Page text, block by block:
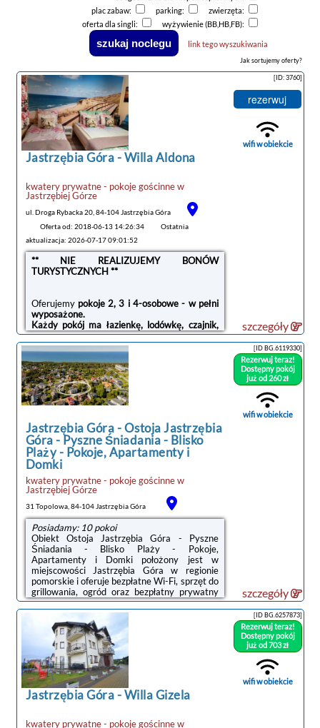
plac zabaw:
parking:
zwierzęta:
oferta dla singli:
wyżywienie (BB,HB,FB):
link tego wyszukiwania
Jak sortujemy oferty?
tanie noclegi
Jastrzębia Góra -Willa Aldona
kwatery prywatne - pokoje gościnnew
Jastrzębiej Górze
ul. Droga Rybacka 20, 84-104 Jastrzębia Góra
Oferta od: 2018-06-13 14:26:34
Ostatnia
aktualizacja: 2026-07-17 09:01:52
** NIE REALIZUJEMY BONÓW
TURYSTYCZNYCH **
Oferujemy pokoje 2, 3 i 4-osobowe - w pełni
wyposażone.
Każdy pokój ma łazienkę, lodówkę, czajnik,
telewizor
bezprzewodowy internet (WiFi), parking,
miejsce do grillowania.
Akceptacja zwierząt.
Aneks kuchenny:
Jest tam płyta grzewcza,
mikrofala, garnki, talerze, sztućce
W pobliżu restauracja, sklep.
Okolica spokojna.
Do morza 500 m. W pobliżu: sklep, kościół.
Zapraszamy na wypoczynek do pokoi nad
morzem w Willi Aldona w Jastrzębiej Górze!
https://nadmorze.pl/rezerwuj/bg/260709/
[ID: 3760]
rezerwuj
wifi w obiekcie
szczegóły
noclegi Jastrzębia Góra
Jastrzębia Góra-Ostoja Jastrzębia
Góra - Pyszne Śniadania - Blisko
Plaży - Pokoje, Apartamenty i
Domki
kwatery prywatne - pokoje gościnnew
Jastrzębiej Górze
31 Topolowa, 84-104 Jastrzębia Góra
Posiadamy: 10 pokoi
Obiekt Ostoja Jastrzębia Góra - Pyszne
Śniadania - Blisko Plaży - Pokoje,
Apartamenty i Domki położony jest w
miejscowości Jastrzębia Góra w regionie
pomorskie i oferuje bezpłatne Wi-Fi, sprzęt do
grillowania, ogród oraz bezpłatny prywatny
parking. Odległość ważnych miejsc od
obiektu: Plaża w Jastrzębiej Górze – 800
m.Do dyspozycji Gości jest w pełni
wyposażona prywatna łazienka z prysznicem
i bezpłatnym zestawem kosmetyków.W
obiekcie serwowane jest śniadanie
kontynentalne.Na terenie obiektu Ostoja
Jastrzębia Góra - Pyszne Śniadania - Blisko
Plaży - Pokoje, Apartamenty ...
[ID BG.6119330]
Rezerwuj teraz!
Dostępny pokój
już od 260 zł
wifi w obiekcie
szczegóły
Jastrzębia Góra-Willa Gizela
kwatery prywatne - pokoje gościnnew
[ID BG.6257873]
Rezerwuj teraz!
Dostępny pokój
już od 703 zł
wifi w obiekcie